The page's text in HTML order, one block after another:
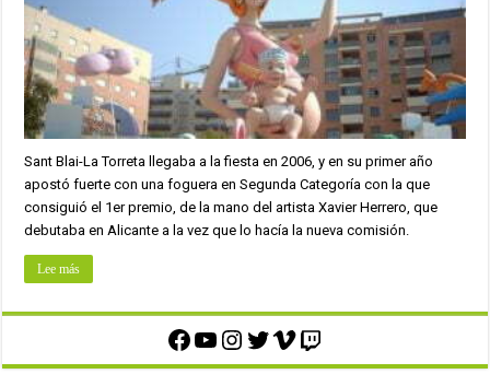
Sant Blai-La Torreta llegaba a la fiesta en 2006, y en su primer año
apostó fuerte con una foguera en Segunda Categoría con la que
consiguió el 1er premio, de la mano del artista Xavier Herrero, que
debutaba en Alicante a la vez que lo hacía la nueva comisión.
Lee más
Facebook
YouTube
Instagram
Twitter
Vimeo
Twitch